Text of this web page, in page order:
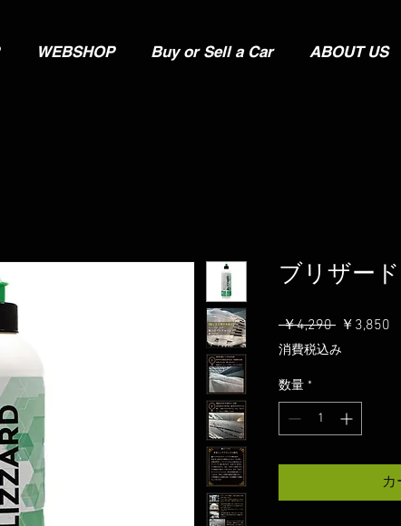
WEBSHOP Buy or Sell a Car ABOUT US
ブリザー
￥4,290 通
常
￥3,850
消費税込み
数量 *
カ